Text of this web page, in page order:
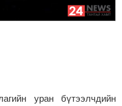
уран бүтээлчдийн